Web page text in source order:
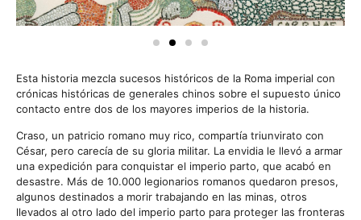
Esta historia mezcla sucesos históricos de la Roma imperial con
crónicas históricas de generales chinos sobre el supuesto único
contacto entre dos de los mayores imperios de la historia.
Craso, un patricio romano muy rico, compartía triunvirato con
César, pero carecía de su gloria militar. La envidia le llevó a armar
una expedición para conquistar el imperio parto, que acabó en
desastre. Más de 10.000 legionarios romanos quedaron presos,
algunos destinados a morir trabajando en las minas, otros
llevados al otro lado del imperio parto para proteger las fronteras